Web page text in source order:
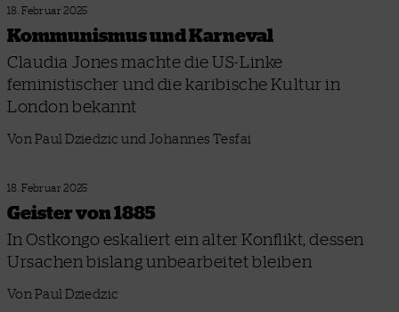
18. Februar 2025
Kommunismus und Karneval
Claudia Jones machte die US-Linke
feministischer und die karibische Kultur in
London bekannt
Von Paul Dziedzic und Johannes Tesfai
18. Februar 2025
Geister von 1885
In Ostkongo eskaliert ein alter Konflikt, dessen
Ursachen bislang unbearbeitet bleiben
Von Paul Dziedzic